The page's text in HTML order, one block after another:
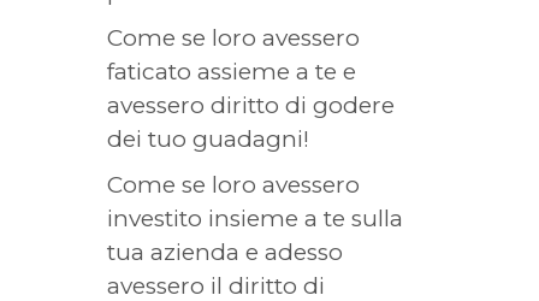
Come se loro avessero
faticato assieme a te e
avessero diritto di godere
dei tuo guadagni!
Come se loro avessero
investito insieme a te sulla
tua azienda e adesso
avessero il diritto di